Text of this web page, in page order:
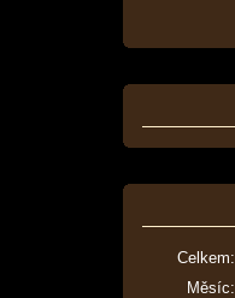
Celkem:
Měsíc: